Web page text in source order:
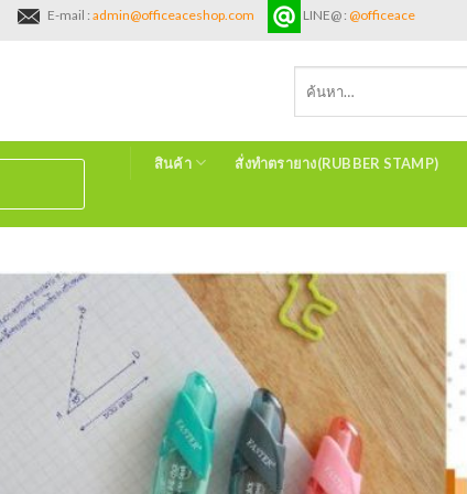
E-mail : admin@officeaceshop.com LINE@ : @officeace
สินค้า สั่งทำตรายาง(RUBBER STAMP)